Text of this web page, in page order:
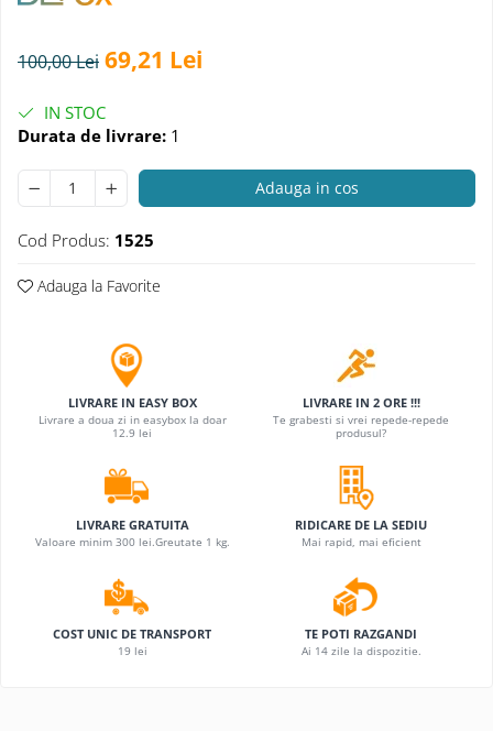
Topor camping
vanatoare si tactice
BINOCLURI & LUNETE
Rucsacuri si huse
Arme sporturi de precizie
ARTICOLE SUPORTERI
Mori cereale si furaje
100,00 Lei 69,21 Lei
IN STOC
Durata de livrare: 1
Adauga in cos
Cod Produs: 1525
Adauga la Favorite
LIVRARE IN EASY BOX
Livrare a doua zi in easybox la doar
12.9 lei
LIVRARE IN 2 ORE !!!
Te grabesti si vrei repede-repede
produsul?
LIVRARE GRATUITA
Valoare minim 300 lei.Greutate 1 kg.
RIDICARE DE LA SEDIU
Mai rapid, mai eficient
COST UNIC DE TRANSPORT
19 lei
TE POTI RAZGANDI
Ai 14 zile la dispozitie.